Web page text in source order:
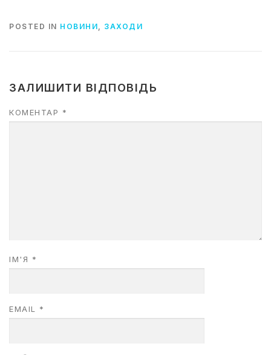
POSTED IN НОВИНИ, ЗАХОДИ
ЗАЛИШИТИ ВІДПОВІДЬ
КОМЕНТАР *
ІМ'Я *
EMAIL *